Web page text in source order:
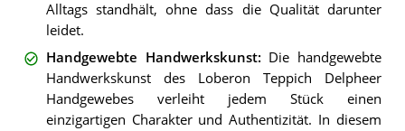
Alltags standhält, ohne dass die Qualität darunter
leidet.
Handgewebte Handwerkskunst: Die handgewebte
Handwerkskunst des Loberon Teppich Delpheer
Handgewebes verleiht jedem Stück einen
einzigartigen Charakter und Authentizität. In diesem